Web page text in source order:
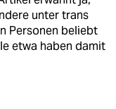
unter trans
Personen beliebt
etwa haben damit